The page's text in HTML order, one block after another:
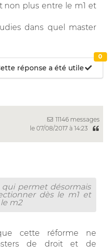
non plus entre le m1 et
dans quel master
réponse a été utile
0
11146 messages
le 07/08/2017 à 14:23
qui permet désormais
dès le m1 et
m2
cette réforme ne
de droit et de